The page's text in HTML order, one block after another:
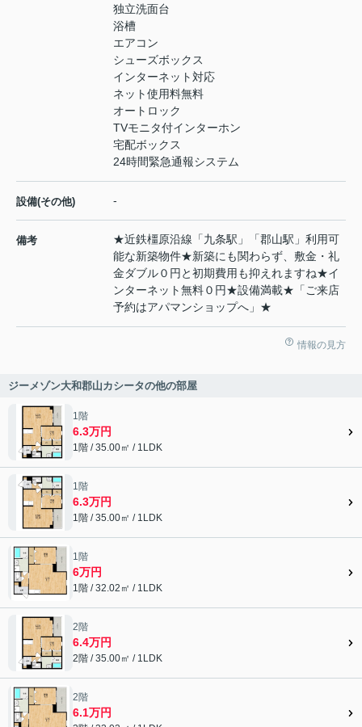
独立洗面台
浴槽
エアコン
シューズボックス
インターネット対応
ネット使用料無料
オートロック
TVモニタ付インターホン
宅配ボックス
24時間緊急通報システム
設備(その他) -
備考
★近鉄橿原沿線「九条駅」「郡山駅」利用可
能な新築物件★新築にも関わらず、敷金・礼
金ダブル０円と初期費用も抑えれますね★イ
ンターネット無料０円★設備満載★「ご来店
予約はアパマンショップへ」★
情報の見方
ジーメゾン大和郡山カシータの他の部屋
1階
6.3万円
1階 / 35.00㎡ / 1LDK
1階
6.3万円
1階 / 35.00㎡ / 1LDK
1階
6万円
1階 / 32.02㎡ / 1LDK
2階
6.4万円
2階 / 35.00㎡ / 1LDK
2階
6.1万円